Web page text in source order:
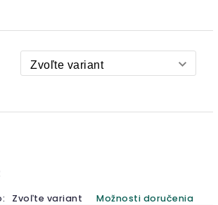
Zvoľte variant Možnosti doručenia